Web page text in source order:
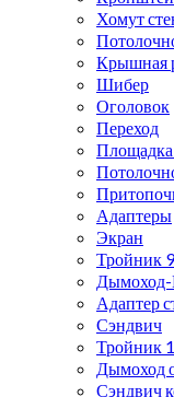
Хомут
Крышная
Шибер
Оголовок
Переход
Адаптеры
Экран
Тройник
Дымоход-
Адаптер
Сэндвич
Тройник
Дымоход
Сэндвич